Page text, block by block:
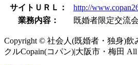
サイトＵＲＬ：
http://
業務内容：
既婚者限定交流
Copyright © 社会人(既婚者・独身)
クルCopain(コパン)|大阪市・梅田 All